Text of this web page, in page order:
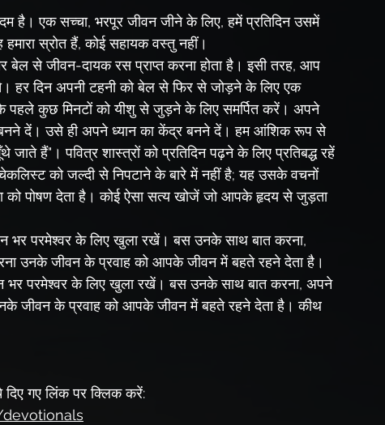
है। एक सच्चा, भरपूर जीवन जीने के लिए, हमें प्रतिदिन उसमें
स्रोत हैं, कोई सहायक वस्तु नहीं।
दिन अपनी टहनी को बेल से फिर से जोड़ने के लिए एक
पहले कुछ मिनटों को यीशु से जुड़ने के लिए समर्पित करें। अपने
बनने दें। उसे ही अपने ध्यान का केंद्र बनने दें। हम आंशिक रूप से
हैं"। पवित्र शास्त्रों को प्रतिदिन पढ़ने के लिए प्रतिबद्ध रहें
को जल्दी से निपटाने के बारे में नहीं है; यह उसके वचनों
पोषण देता है। कोई ऐसा सत्य खोजें जो आपके हृदय से जुड़ता
उनके जीवन के प्रवाह को आपके जीवन में बहते रहने देता है।
भर परमेश्वर के लिए खुला रखें। बस उनके साथ बात करना, अपने
जीवन के प्रवाह को आपके जीवन में बहते रहने देता है। कीथ
दिए गए लिंक पर क्लिक करें: